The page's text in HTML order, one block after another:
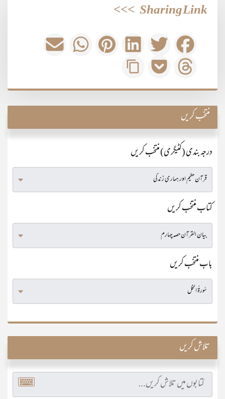
Sharing Link
>>>
منتخب کریں
درجہ بندی (کٹیگری) منتخب کریں
کتاب منتخب کریں
باب منتخب کریں
تلاش کریں